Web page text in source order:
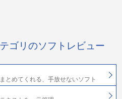
ゴリのソフトレビュー
とめてくれる、手放せないソフト